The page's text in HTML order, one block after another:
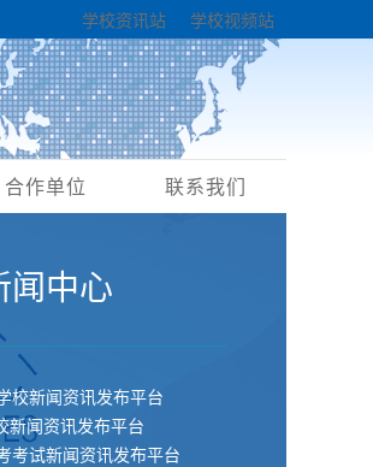
学校资讯站 学校视频站
合作单位 联系我们
闻中心
校新闻资讯发布平台
新闻资讯发布平台
考试新闻资讯发布平台